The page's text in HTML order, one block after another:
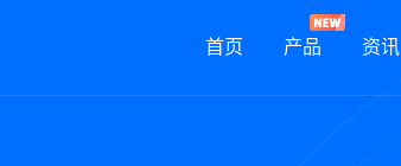
首页 产品 资讯